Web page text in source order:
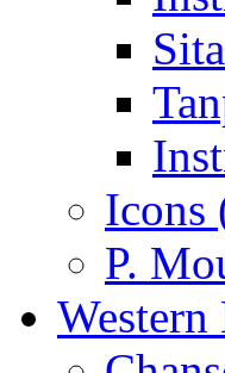
Icons
P.